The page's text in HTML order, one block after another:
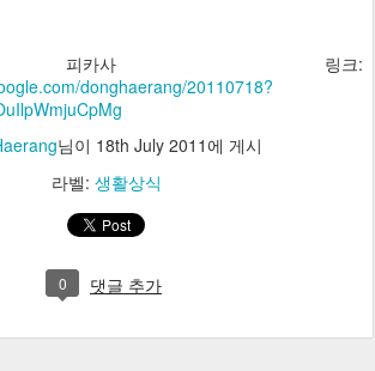
사 링크:
donghaerang/20110718?
님이 18th July 2011에 게시
라벨: 생활상식
0 댓글 추가